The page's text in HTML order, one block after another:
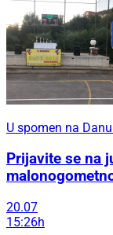
U spomen na
Prijavite se na
20.07
15:26h